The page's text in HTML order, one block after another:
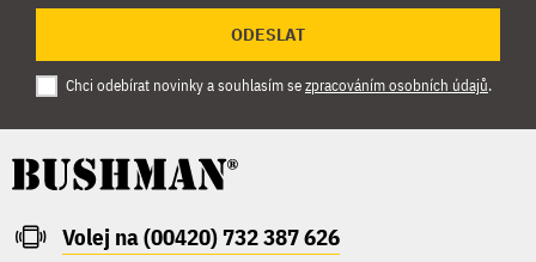
ODESLAT
Chci odebírat novinky a souhlasím sezpracováním osobních údajů.
Volej na (00420) 732 387 626